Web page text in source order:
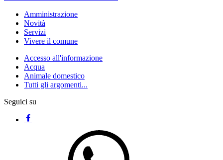
Amministrazione
Novità
Servizi
Vivere il comune
Accesso all'informazione
Acqua
Animale domestico
Tutti gli argomenti...
Seguici su